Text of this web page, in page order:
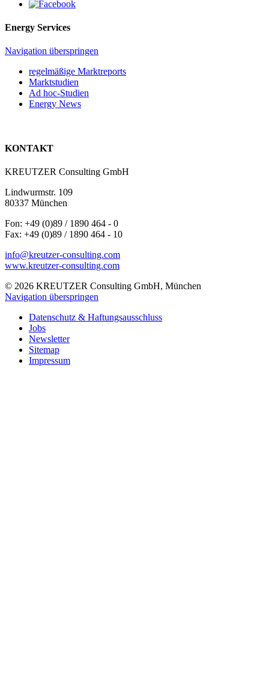
Energy Services
Navigation überspringen
regelmäßige Marktreports
Marktstudien
Ad hoc-Studien
Energy News
KONTAKT
KREUTZER Consulting GmbH
Lindwurmstr. 109
80337 München
Fon: +49 (0)89 / 1890 464 - 0
Fax: +49 (0)89 / 1890 464 - 10
info@kreutzer-consulting.com
www.kreutzer-consulting.com
© 2026 KREUTZER Consulting GmbH, München
Navigation überspringen
Datenschutz & Haftungsausschluss
Jobs
Newsletter
Sitemap
Impressum